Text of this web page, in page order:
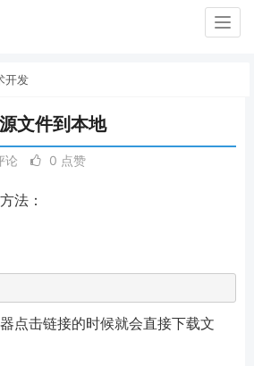
开发
文件到本地
论 0 点赞
法：
点击链接的时候就会直接下载文